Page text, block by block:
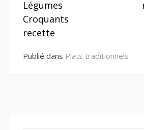
suite
Légumes
Croquants
recette
Publié dans Plats traditionnels